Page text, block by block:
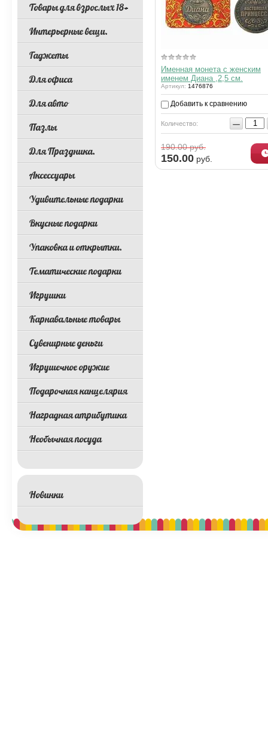
Именная монета с женским
именем Диана ,2,5 см.
Артикул: 1476876
Добавить к сравнению
Количество: −
190.00руб.
150.00 руб.
Товары для взрослых 18+
Интерьерные вещи.
Гаджеты
Для офиса
Для авто
Пазлы
Для Праздника.
Аксессуары
Удивительные подарки
Вкусные подарки
Упаковка и открытки.
Тематические подарки
Игрушки
Карнавальные товары
Сувенирные деньги
Игрушечное оружие
Подарочная канцелярия
Наградная атрибутика
Необычная посуда
Новинки